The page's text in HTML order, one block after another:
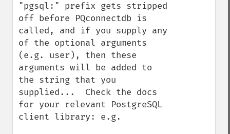
"pgsql:" prefix gets stripped
off before PQconnectdb is
called, and if you supply any
of the optional arguments
(e.g. user), then these
arguments will be added to
the string that you
supplied...  Check the docs
for your relevant PostgreSQL
client library: e.g.